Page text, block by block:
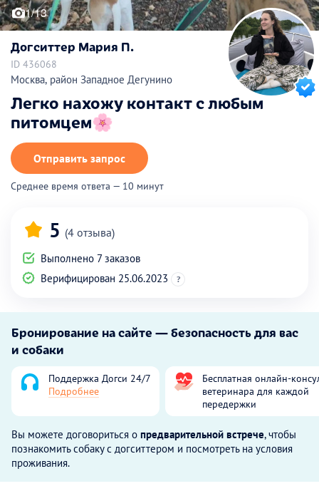
1/13
Догситтер Мария П.
ID 436068
Москва, район Западное Дегунино
Легко нахожу контакт с любым
питомцем🌸
Отправить запрос
Среднее время ответа — 10 минут
5 (4 отзыва)
Выполнено 7 заказов
Верифицирован 25.06.2023
?
Бронирование на сайте — безопасность для вас
и собаки
Поддержка Догси 24/7
Подробнее
Бесплатная онлайн-
ветеринара для каждой
передержки
Вы можете договориться о предварительной встрече, чтобы
познакомить собаку с догситтером и посмотреть на условия
проживания.